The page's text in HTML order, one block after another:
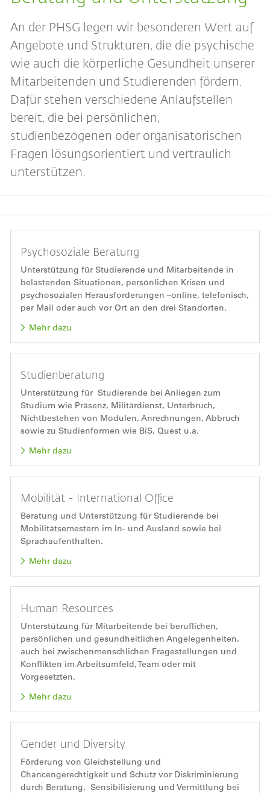
An der PHSG legen wir besonderen Wert auf
Angebote und Strukturen, die die psychische
wie auch die körperliche Gesundheit unserer
Mitarbeitenden und Studierenden fördern.
Dafür stehen verschiedene Anlaufstellen
bereit, die bei persönlichen,
studienbezogenen oder organisatorischen
Fragen lösungsorientiert und vertraulich
unterstützen.
Psychosoziale Beratung
Unterstützung für Studierende und Mitarbeitende in
belastenden Situationen, persönlichen Krisen und
psychosozialen Herausforderungen –online, telefonisch,
per Mail oder auch vor Ort an den drei Standorten.
Mehr dazu
Studienberatung
Unterstützung für Studierende bei Anliegen zum
Studium wie Präsenz, Militärdienst, Unterbruch,
Nichtbestehen von Modulen, Anrechnungen, Abbruch
sowie zu Studienformen wie BiS, Quest u.a.
Mehr dazu
Mobilität - International Office
Beratung und Unterstützung für Studierende bei
Mobilitätsemestern im In- und Ausland sowie bei
Sprachaufenthalten.
Mehr dazu
Human Resources
Unterstützung für Mitarbeitende bei beruflichen,
persönlichen und gesundheitlichen Angelegenheiten,
auch bei zwischenmenschlichen Fragestellungen und
Konflikten im Arbeitsumfeld, Team oder mit
Vorgesetzten.
Mehr dazu
Gender und Diversity
Förderung von Gleichstellung und
Chancengerechtigkeit und Schutz vor Diskriminierung
durch Beratung, Sensibilisierung und Vermittlung bei